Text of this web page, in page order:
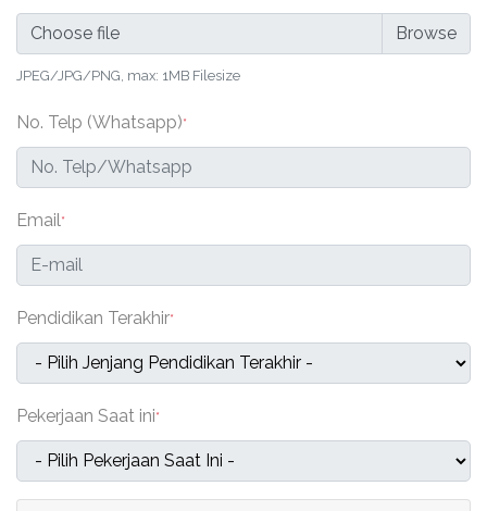
Choose file
JPEG/JPG/PNG, max: 1MB Filesize
No. Telp (Whatsapp)*
Email*
Pendidikan Terakhir*
Pekerjaan Saat ini*